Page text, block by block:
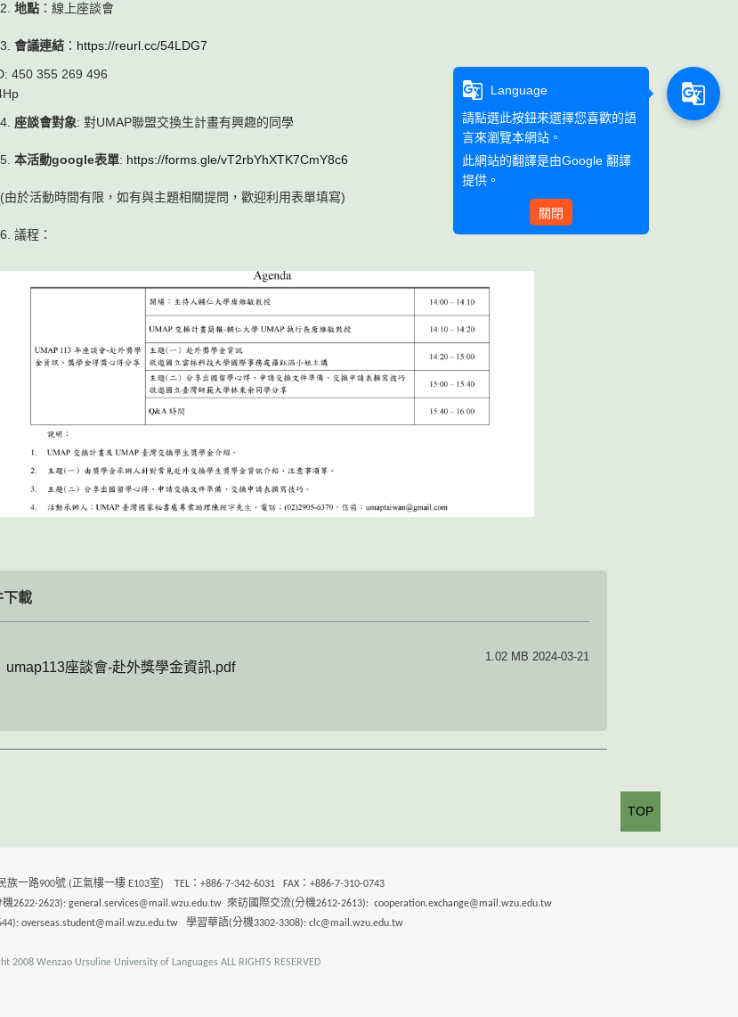
2. 地點：線上座談會
3. 會議連結： https://reurl.cc/54LDG7
450 355 269 496
4. 座談會對象: 對UMAP聯盟交換生計畫有興趣的同學
5. 本活動google表單: https://forms.gle/vT2rbYhXTK7CmY8c6
(由於活動時間有限，如有與主題相關提問，歡迎利用表單填寫)
6. 議程：
下載
umap113座談會-赴外獎學金資訊.pdf
1.02 MB 2024-03-21
族一路900號 (正氣樓一樓 E103室) TEL：+886-7-342-6031 FAX：+886-7-310-0743
2623): general.services@mail.wzu.edu.tw 來訪國際交流(分機2612-2613): cooperation.exchange@mail.wzu.edu.tw
overseas.student@mail.wzu.edu.tw 學習華語(分機3302-3308): clc@mail.wzu.edu.tw
2008 Wenzao Ursuline University of Languages ALL RIGHTS RESERVED
TOP
g_translate
Language
請點選此按鈕來選擇您喜歡的語
言來瀏覽本網站。
此網站的翻譯是由Google 翻譯
提供。
關閉
g_translate